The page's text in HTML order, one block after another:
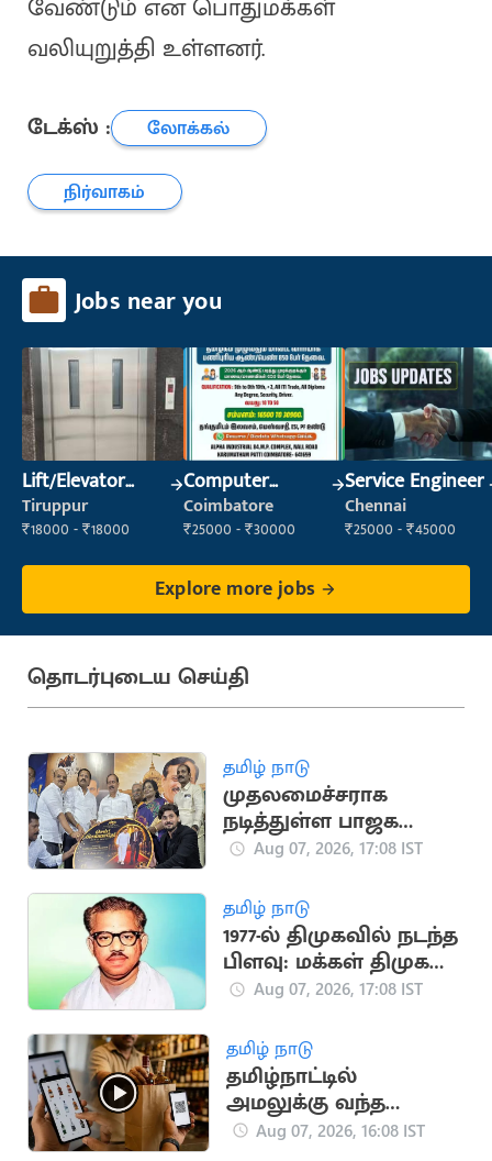
வேண்டும் என பொதுமக்கள்
வலியுறுத்தி உள்ளனர்.
டேக்ஸ் :
லோக்கல்
நிர்வாகம்
Jobs near you
Lift/Elevator
Technician
Tiruppur
₹18000 - ₹18000
Computer
Operator
Coimbatore
₹25000 - ₹30000
Service Engineer
Chennai
₹25000 - ₹45000
Explore more jobs
தொடர்புடைய செய்தி
தமிழ் நாடு
முதலமைச்சராக
நடித்துள்ள பாஜக
மூத்த தலைவர்
Aug 07, 2026, 17:08 IST
தமிழ் நாடு
1977-ல் திமுகவில் நடந்த
பிளவு: மக்கள் திமுக
உருவான வரலாறு!
Aug 07, 2026, 17:08 IST
தமிழ் நாடு
தமிழ்நாட்டில்
அமலுக்கு வந்த
ஆன்லைன் மது
Aug 07, 2026, 16:08 IST